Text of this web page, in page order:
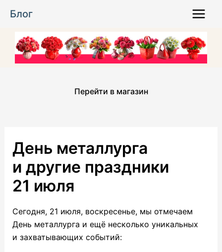
Блог
Menu
Перейти в магазин
День металлурга
и другие праздники
21 июля
Сегодня, 21 июля, воскресенье, мы отмечаем
День металлурга и ещё несколько уникальных
и захватывающих событий: